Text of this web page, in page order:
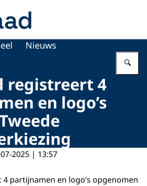
Nieuws
registreert 4
en logo’s
2025 | 13:57
4 partijnamen en logo’s opgenomen